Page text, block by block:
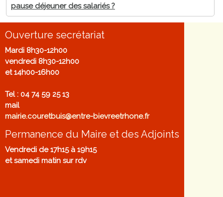
pause déjeuner des salariés ?
Ouverture secrétariat
Mardi 8h30-12h00
vendredi 8h30-12h00
et 14h00-16h00
Tel : 04 74 59 25 13
mail
mairie.couretbuis@entre-bievreetrhone.fr
Permanence du Maire et des Adjoints
Vendredi de 17h15 à 19h15
et samedi matin sur rdv